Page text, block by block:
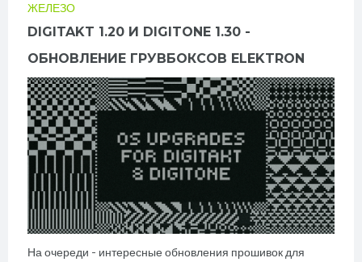
ЖЕЛЕЗО
DIGITAKT 1.20 И DIGITONE 1.30 -
ОБНОВЛЕНИЕ ГРУВБОКСОВ ELEKTRON
На очереди - интересные обновления прошивок для